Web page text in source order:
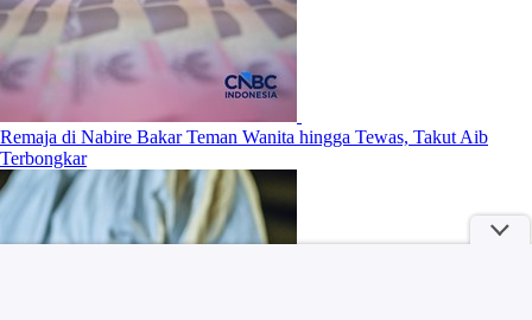
Remaja di Nabire Bakar Teman Wanita hingga Tewas, Takut Aib
Terbongkar